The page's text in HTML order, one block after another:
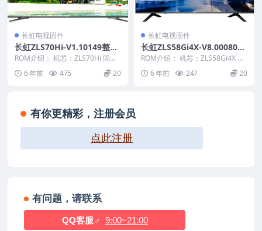
长虹电视固件
长虹ZLS70Hi-V1.10149整机
原厂刷机固件下载
ROM介绍： 机芯：ZLS70Hi 固件
版本：V1.10149 适用机型：请以
机...6 年前 475 20
长虹电视固件
长虹ZLS58Gi4X-V8.00080工
程机原厂刷机固件下载
ROM介绍： 机芯：ZLS58Gi4X 固
件版本：V8.00080 适用机型：
请...6 年前 247 20
有你更精彩，注册会员
点此注册
有问题，请联系
QQ客服♂ 9:00~21:00